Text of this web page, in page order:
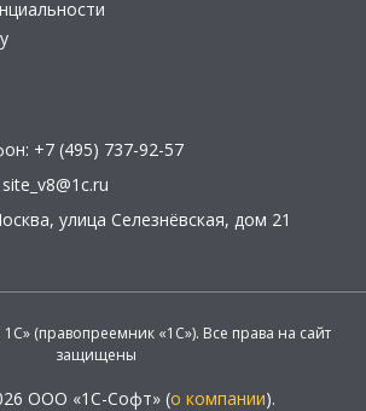
+7 (495) 737-92-57
site_v8@1c.ru
, улица Селезнёвская, дом 21
(правопреемник «1С»). Все права на сайт
защищены
ООО «1С-Софт» (о компании).